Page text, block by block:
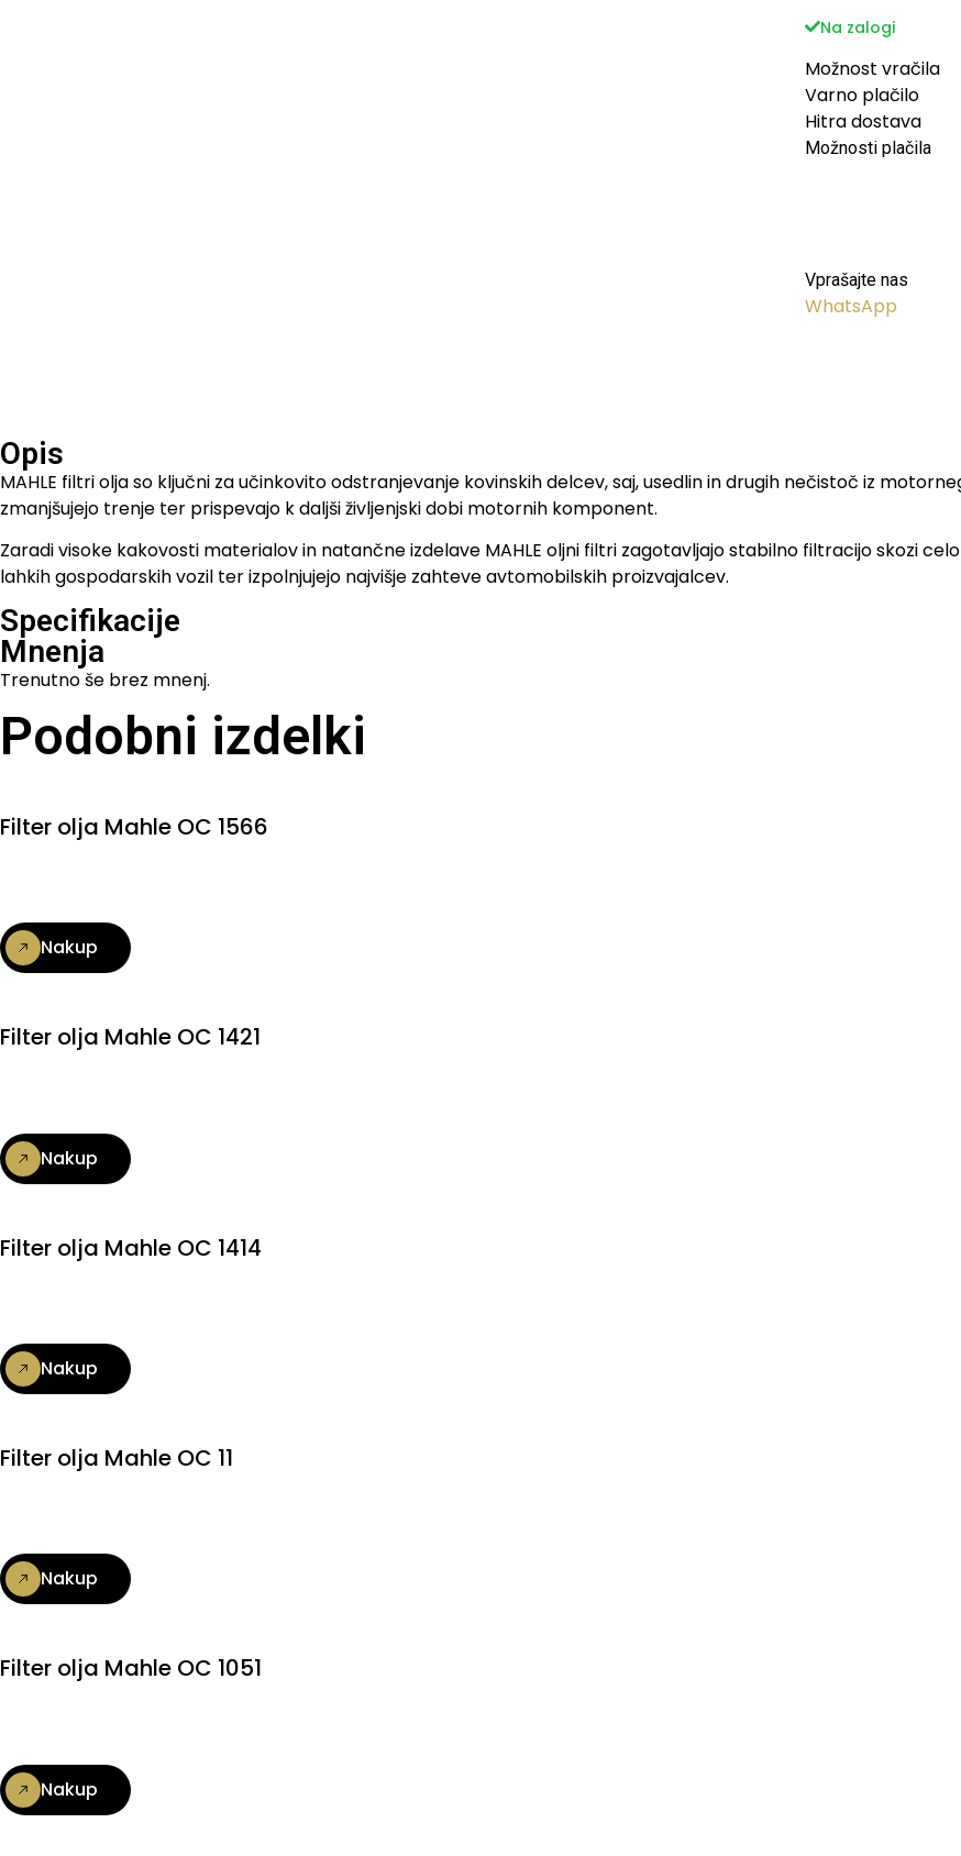
Na zalogi
Možnost vračila
Varno plačilo
Hitra dostava
Možnosti plačila
Vprašajte nas
WhatsApp
Opis
MAHLE filtri olja so ključni za učinkovito odstranjevanje kovinskih delcev, saj, usedlin in drugih nečistoč iz
zmanjšujejo trenje ter prispevajo k daljši življenjski dobi motornih komponent.
Zaradi visoke kakovosti materialov in natančne izdelave MAHLE oljni filtri zagotavljajo stabilno filtracijo skozi
lahkih gospodarskih vozil ter izpolnjujejo najvišje zahteve avtomobilskih proizvajalcev.
Specifikacije
Mnenja
Trenutno še brez mnenj.
Podobni izdelki
Filter olja Mahle OC 1566
Nakup
Filter olja Mahle OC 1421
Nakup
Filter olja Mahle OC 1414
Nakup
Filter olja Mahle OC 11
Nakup
Filter olja Mahle OC 1051
Nakup